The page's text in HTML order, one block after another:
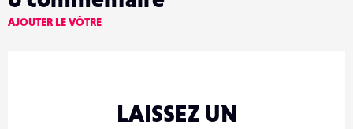
AJOUTER LE VÔTRE
LAISSEZ UN